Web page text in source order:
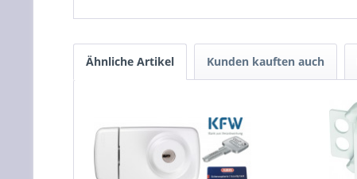
Ähnliche Artikel Kunden kauften auch